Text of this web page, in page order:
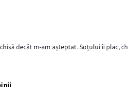
decât m-am așteptat. Soțului îi plac,